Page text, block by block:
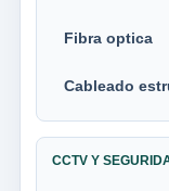
Fibra optica
Cableado
CCTV Y